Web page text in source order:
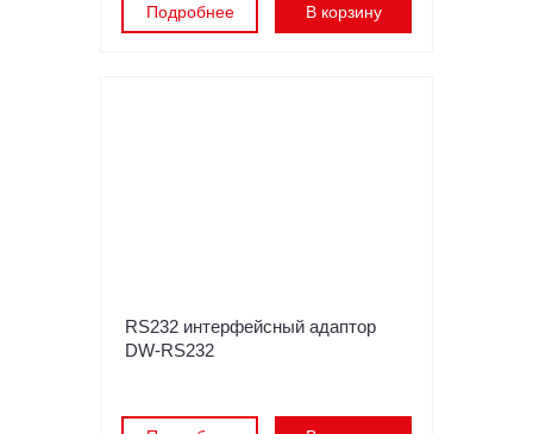
Подробнее В корзину
RS232 интерфейсный адаптор
DW-RS232